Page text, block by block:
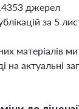
джерел
за 5
матеріалів
на актуальні